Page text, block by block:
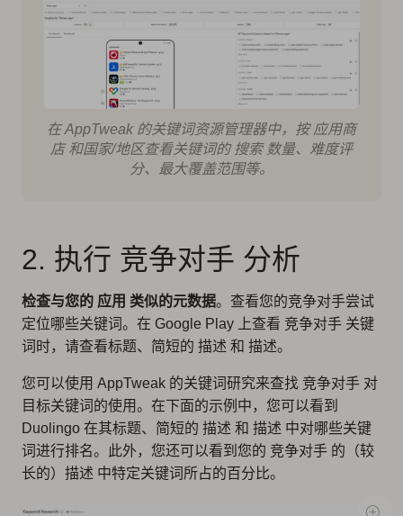
在 AppTweak 的关键词资源管理器中，按 应用商
店 和国家/地区查看关键词的 搜索 数量、难度评
分、最大覆盖范围等。
2. 执行 竞争对手 分析
检查与您的 应用 类似的元数据。查看您的竞争对手尝试
定位哪些关键词。在 Google Play 上查看 竞争对手 关键
词时，请查看标题、简短的 描述 和 描述。
您可以使用 AppTweak 的关键词研究来查找 竞争对手 对
目标关键词的使用。在下面的示例中，您可以看到
Duolingo 在其标题、简短的 描述 和 描述 中对哪些关键
词进行排名。此外，您还可以看到您的 竞争对手 的（较
长的）描述 中特定关键词所占的百分比。